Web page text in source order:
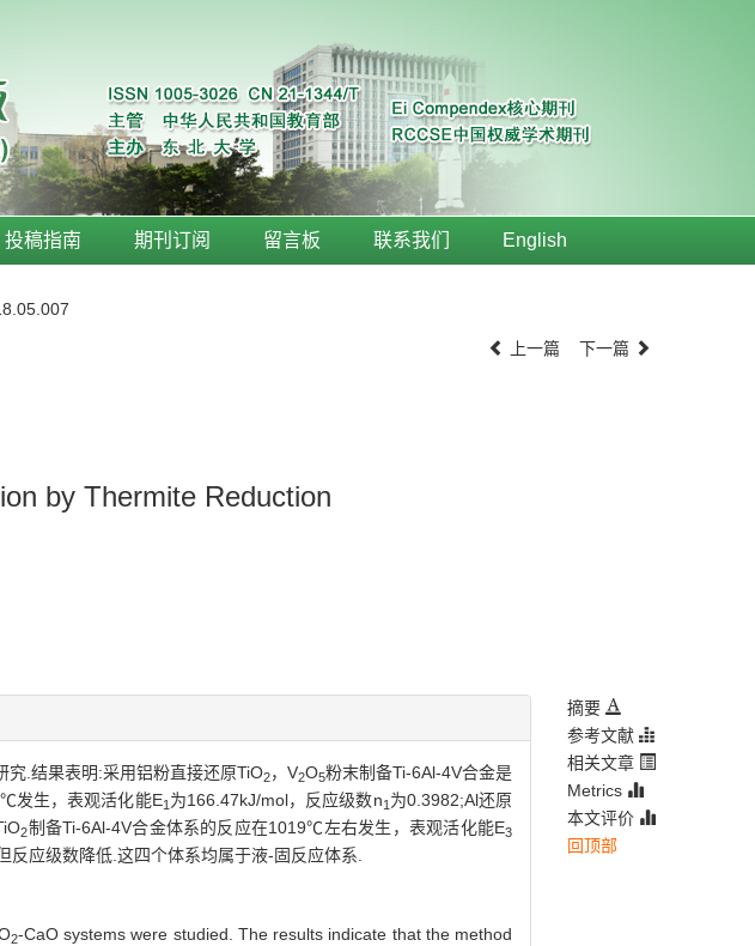
投稿指南 期刊订阅 留言板 联系我们 English
上一篇 下一篇
by Thermite Reduction
究.结果表明:采用铝粉直接还原TiO2，V2O5粉末制备Ti-6Al-4V合金是
发生，表观活化能E1 为166.47kJ/mol，反应级数n1 为0.3982;Al还原
2制备Ti-6Al-4V合金体系的反应在1019℃左右发生，表观活化能E3
应级数降低.这四个体系均属于液-固反应体系.
2-CaO systems were studied. The results indicate that the method
摘要
参考文献
相关文章
Metrics
本文评价
回顶部